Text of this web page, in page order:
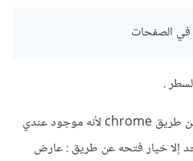
في الصفحات
.
حاولت فتح الملفات في الموبايل عن طريق chrome لأنه موجود عندي
إلا خيار فتحه عن طريق : عارض